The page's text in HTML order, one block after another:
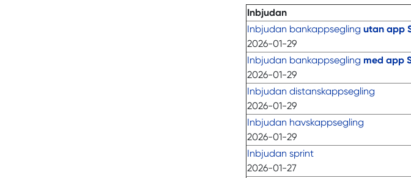
Inbjudan
Inbjudan bankappsegling utan app
2026-01-29
Inbjudan bankappsegling med app
2026-01-29
Inbjudan distanskappsegling
2026-01-29
Inbjudan havskappsegling
2026-01-29
Inbjudan sprint
2026-01-27